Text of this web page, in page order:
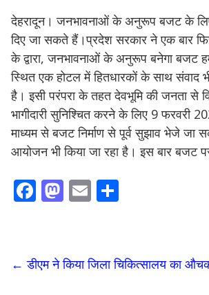
देहरादून। जनभावनाओं के अनुरूप बजट के
दिए जा सकते हैं।प्रदेश सरकार ने एक बार
के द्वारा, जनभावनाओं के अनुरूप बनेगा बजट
स्थित एक होटल में हितधारकों के साथ संवाद
है। इसी परंपरा के तहत देवभूमि की जनता से
भागीदारी सुनिश्चित करने के लिए 9
माध्यम से बजट निर्माण से पूर्व सुझाव भेजे
आयोजन भी किया जा रहा है। इस बार बजट
F
b
o
M
d
o
E
l e
← डीएम ने किया जिला चिकित्सालय का औचक